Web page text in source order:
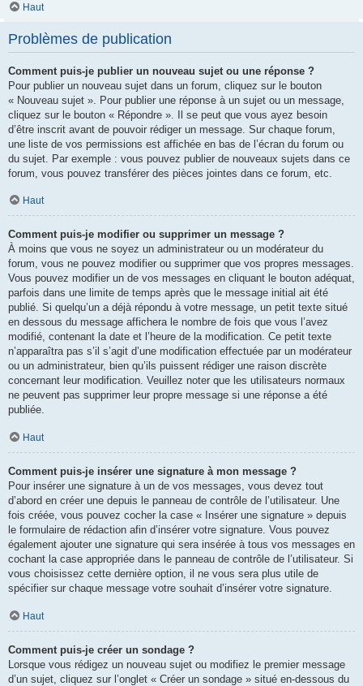
Haut
Problèmes de publication
Comment puis-je publier un nouveau sujet ou une réponse ?
Pour publier un nouveau sujet dans un forum, cliquez sur le bouton
« Nouveau sujet ». Pour publier une réponse à un sujet ou un message,
cliquez sur le bouton « Répondre ». Il se peut que vous ayez besoin
d’être inscrit avant de pouvoir rédiger un message. Sur chaque forum,
une liste de vos permissions est affichée en bas de l’écran du forum ou
du sujet. Par exemple : vous pouvez publier de nouveaux sujets dans ce
forum, vous pouvez transférer des pièces jointes dans ce forum, etc.
Haut
Comment puis-je modifier ou supprimer un message ?
À moins que vous ne soyez un administrateur ou un modérateur du
forum, vous ne pouvez modifier ou supprimer que vos propres messages.
Vous pouvez modifier un de vos messages en cliquant le bouton adéquat,
parfois dans une limite de temps après que le message initial ait été
publié. Si quelqu’un a déjà répondu à votre message, un petit texte situé
en dessous du message affichera le nombre de fois que vous l’avez
modifié, contenant la date et l’heure de la modification. Ce petit texte
n’apparaîtra pas s’il s’agit d’une modification effectuée par un modérateur
ou un administrateur, bien qu’ils puissent rédiger une raison discrète
concernant leur modification. Veuillez noter que les utilisateurs normaux
ne peuvent pas supprimer leur propre message si une réponse a été
publiée.
Haut
Comment puis-je insérer une signature à mon message ?
Pour insérer une signature à un de vos messages, vous devez tout
d’abord en créer une depuis le panneau de contrôle de l’utilisateur. Une
fois créée, vous pouvez cocher la case « Insérer une signature » depuis
le formulaire de rédaction afin d’insérer votre signature. Vous pouvez
également ajouter une signature qui sera insérée à tous vos messages en
cochant la case appropriée dans le panneau de contrôle de l’utilisateur. Si
vous choisissez cette dernière option, il ne vous sera plus utile de
spécifier sur chaque message votre souhait d’insérer votre signature.
Haut
Comment puis-je créer un sondage ?
Lorsque vous rédigez un nouveau sujet ou modifiez le premier message
d’un sujet, cliquez sur l’onglet « Créer un sondage » situé en-dessous du